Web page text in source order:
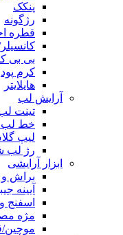
پنکک
رژگونه
قطره
بی بی
کرم
هایلایتر
آرایش لب
تینت
خط لب
لیپ
رژ لب
ابزار آرایشی
براش و
آیینه
اسفنج و
مژه
موچین/